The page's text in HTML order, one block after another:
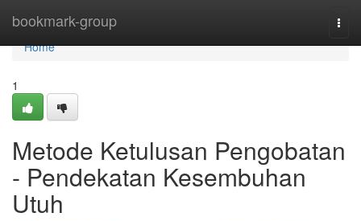
bookmark-group
Home
Home
1
Metode Ketulusan Pengobatan
- Pendekatan Kesembuhan
Utuh